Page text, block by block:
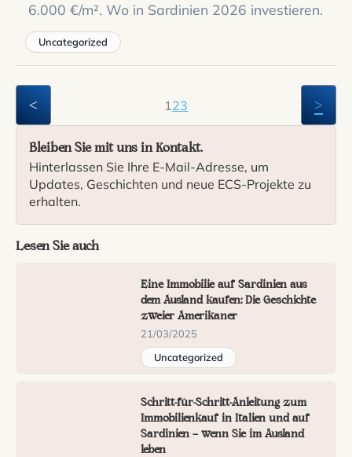
6.000 €/m². Wo in Sardinien 2026 investieren.
Uncategorized
< 1 23 >
Bleiben Sie mit uns in Kontakt.
Hinterlassen Sie Ihre E-Mail-Adresse, um
Updates, Geschichten und neue ECS-Projekte zu
erhalten.
Lesen Sie auch
Eine Immobilie auf Sardinien aus
dem Ausland kaufen: Die Geschichte
zweier Amerikaner
21/03/2025
Uncategorized
Schritt-für-Schritt-Anleitung zum
Immobilienkauf in Italien und auf
Sardinien — wenn Sie im Ausland
leben